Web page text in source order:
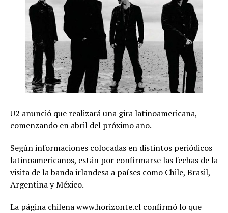
U2 anunció que realizará una gira latinoamericana,
comenzando en abril del próximo año.
Según informaciones colocadas en distintos periódicos
latinoamericanos, están por confirmarse las fechas de la
visita de la banda irlandesa a países como Chile, Brasil,
Argentina y México.
La página chilena www.horizonte.cl confirmó lo que